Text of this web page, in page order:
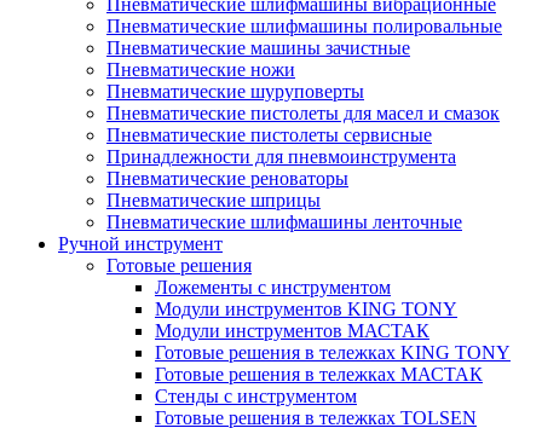
Пневматические шлифмашины вибрационные
Пневматические шлифмашины полировальные
Пневматические машины зачистные
Пневматические ножи
Пневматические шуруповерты
Пневматические пистолеты для масел и смазок
Пневматические пистолеты сервисные
Принадлежности для пневмоинструмента
Пневматические реноваторы
Пневматические шприцы
Пневматические шлифмашины ленточные
Ручной инструмент
Готовые решения
Ложементы с инструментом
Модули инструментов KING TONY
Модули инструментов МАСТАК
Готовые решения в тележках KING TONY
Готовые решения в тележках МАСТАК
Стенды с инструментом
Готовые решения в тележках TOLSEN